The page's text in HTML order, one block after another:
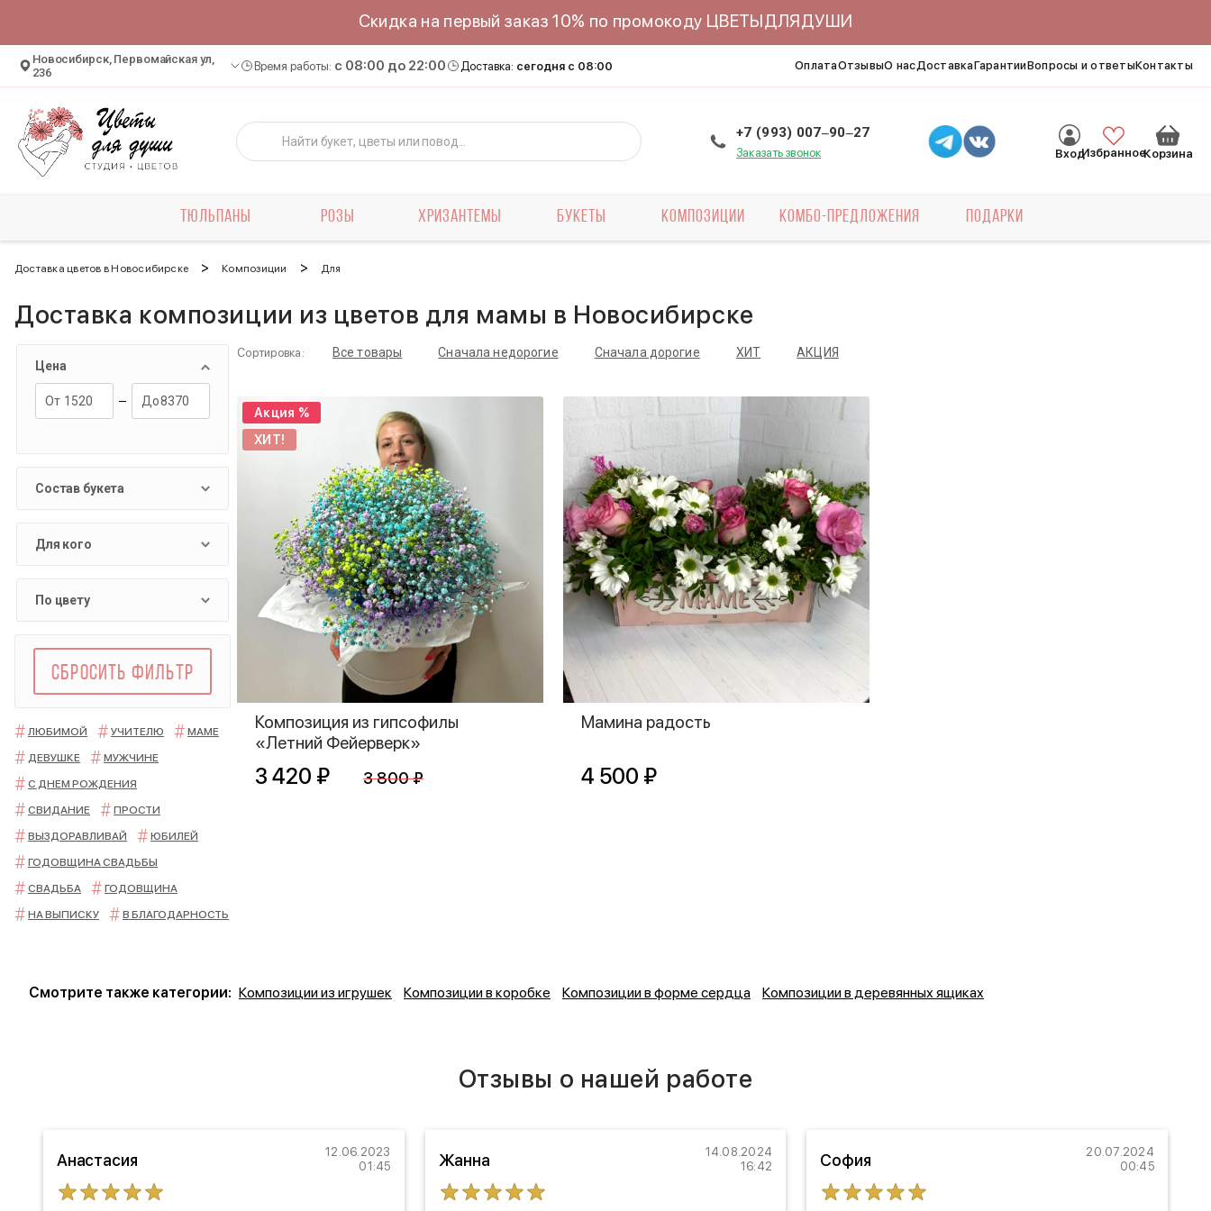
Скидка на первый заказ 10% по промокоду ЦВЕТЫДЛЯДУШИ
Новосибирск, Первомайская ул,
236
Время работы: c 08:00 до 22:00 Доставка: сегодня с 08:00 ОплатаОтзывыО насДоставкаГарантииВопросы и ответыКонтакты
+7 (993) 007‒90‒27
Заказать звонок ВходИзбранноеКорзина
ТЮЛЬПАНЫ РОЗЫ ХРИЗАНТЕМЫ БУКЕТЫ КОМПОЗИЦИИ КОМБО-ПРЕДЛОЖЕНИЯ ПОДАРКИ
Доставка цветов в Новосибирске > Композиции > Для
Доставка композиции из цветов для мамы в Новосибирске
Цена
Состав букета
Для кого
По цвету
СБРОСИТЬ ФИЛЬТР
ЛЮБИМОЙ УЧИТЕЛЮ МАМЕ
ДЕВУШКЕ МУЖЧИНЕ
С ДНЕМ РОЖДЕНИЯ
СВИДАНИЕ ПРОСТИ
ВЫЗДОРАВЛИВАЙ ЮБИЛЕЙ
ГОДОВЩИНА СВАДЬБЫ
СВАДЬБА ГОДОВЩИНА
НА ВЫПИСКУ В БЛАГОДАРНОСТЬ
Сортировка: Все товары Сначала недорогие Сначала дорогие ХИТ АКЦИЯ
Акция %
ХИТ!
Композиция из гипсофилы
«Летний Фейерверк»
3 420 ₽ 3 800 ₽
Мамина радость
4 500 ₽
Смотрите также категории: Композиции из игрушек Композиции в коробке Композиции в форме сердца Композиции в деревянных ящиках
Отзывы о нашей работе
Анастасия
12.06.2023
01:45
Жанна
14.08.2024
16:42
София
20.07.2024
00:45